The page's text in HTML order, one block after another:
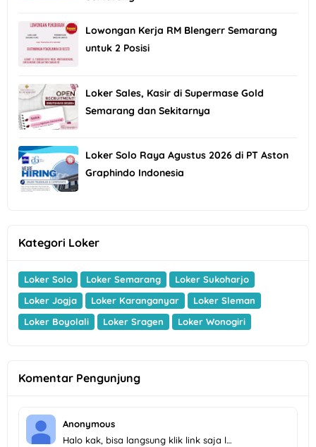
Lowongan Kerja RM Blengerr Semarang
untuk 2 Posisi
Loker Sales, Kasir di Supermase Gold
Semarang dan Sekitarnya
Loker Solo Raya Agustus 2026 di PT Aston
Graphindo Indonesia
Kategori Loker
Loker Solo Loker Semarang
Loker Sukoharjo
Loker Jogja
Loker Karanganyar
Loker Sleman
Loker Boyolali
Loker Sragen Loker Wonogiri
Komentar Pengunjung
Anonymous
Halo kak, bisa langsung klik link saja l…